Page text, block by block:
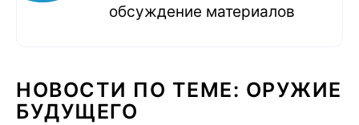
обсуждение материалов
НОВОСТИ ПО ТЕМЕ: ОРУЖИЕ
БУДУЩЕГО